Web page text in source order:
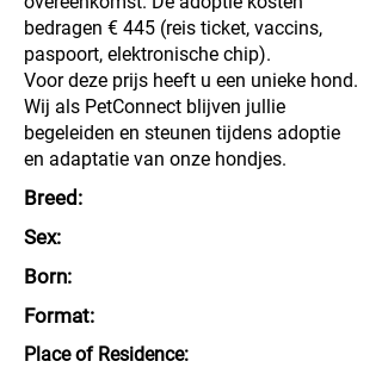
bedragen € 445 (reis ticket, vaccins,
paspoort, elektronische chip).
Voor deze prijs heeft u een unieke hond.
Wij als PetConnect blijven jullie
begeleiden en steunen tijdens adoptie
en adaptatie van onze hondjes.
Breed:
Sex:
Born:
Format:
Place of Residence: